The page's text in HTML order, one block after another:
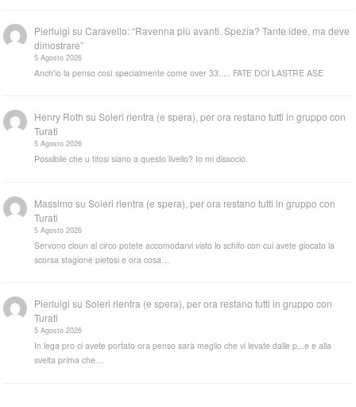
Pierluigi suCaravello: “Ravenna più avanti. Spezia? Tante idee, ma deve
dimostrare”
5 Agosto 2026
Anch'io la penso così specialmente come over 33..... FATE DOI LASTRE ASE
Henry Roth suSoleri rientra (e spera), per ora restano tutti in gruppo con
Turati
5 Agosto 2026
Possibile che u tifosi siano a questo livello? Io mi dissocio.
Massimo suSoleri rientra (e spera), per ora restano tutti in gruppo con
Turati
5 Agosto 2026
Servono cloun al circo potete accomodarvi visto lo schifo con cui avete giocato la
scorsa stagione pietosi e ora cosa…
Pierluigi suSoleri rientra (e spera), per ora restano tutti in gruppo con
Turati
5 Agosto 2026
In lega pro ci avete portato ora penso sarà meglio che vi levate dalle p...e e alla
svelta prima che…